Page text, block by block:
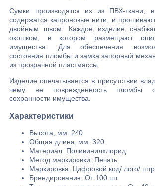
Сумки производятся из из ПВХ-ткани,
содержатся капроновые нити, и
двойным швом. Каждое изделие
окошком, в котором размещают
имущества. Для обеспечения
состояния пломбы и замка запорный
из прозрачной пластмассы.
Изделие опечатывается в присутствии
чему не поврежденность пломбы
сохранности имущества.
Характеристики
Высота, мм: 240
Общая длина, мм: 320
Материал: Поливинилхлорид
Метод маркировки: Печать
Маркировка: Цифровой код/ лого/
Брендирование: От 100 шт.